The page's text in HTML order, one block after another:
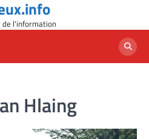
de l'information
Hlaing